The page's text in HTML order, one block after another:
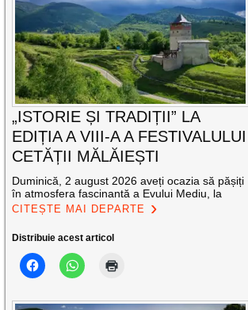
„ISTORIE ȘI TRADIȚII” LA
EDIȚIA A VIII-A A FESTIVALULUI
CETĂȚII MĂLĂIEȘTI
Duminică, 2 august 2026 aveți ocazia să pășiți
în atmosfera fascinantă a Evului Mediu, la
CITEȘTE MAI DEPARTE
Distribuie acest articol